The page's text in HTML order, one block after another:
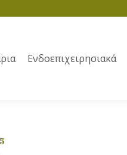
Ενδοεπιχειρησιακά